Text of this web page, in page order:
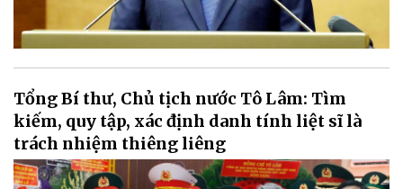
Tổng Bí thư, Chủ tịch nước Tô Lâm: Tìm
kiếm, quy tập, xác định danh tính liệt sĩ là
trách nhiệm thiêng liêng